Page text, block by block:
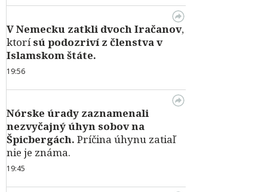
V Nemecku zatkli dvoch Iračanov,
ktorísú podozriví z členstva v
Islamskom štáte.
19:56
Nórske úrady zaznamenali
nezvyčajný úhyn sobov na
Špicbergách. Príčina úhynu zatiaľ
nie je známa.
19:45